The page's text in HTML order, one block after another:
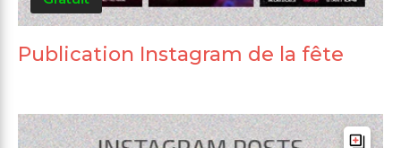
Publication Instagram de la fête